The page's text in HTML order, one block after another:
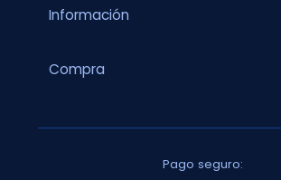
Información
Compra
Pago seguro: